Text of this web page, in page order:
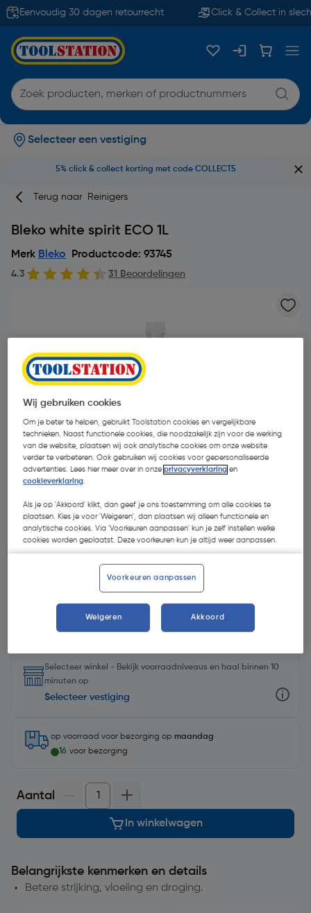
Eenvoudig 30 dagen retourrecht Click & Collect in
Selecteer een vestiging
5% click & collect korting met code COLLECT5
Terug naar Reinigers
Bleko white spirit ECO 1L
Merk Bleko Productcode: 93745
4.3 31 Beoordelingen
€ 8,60| Excl. btw € 7,11
Kies productvariant(2)
Selecteer winkel - Bekijk voorraadniveaus en haal binnen 10
minuten op
Selecteer vestiging
op voorraad voor bezorging op maandag
16 voor bezorging
Aantal
In winkelwagen
Belangrijkste kenmerken en details
Betere strijking, vloeiing en droging.
Wij gebruiken cookies
Om je beter te helpen, gebruikt Toolstation cookies en vergelijkbare
technieken. Naast functionele cookies, die noodzakelijk zijn voor de werking
van de website, plaatsen wij ook analytische cookies om onze website
verder te verbeteren. Ook gebruiken wij cookies voor gepersonaliseerde
advertenties. Lees hier meer over in onzeprivacyverklaring en
cookieverklaring.
Als je op 'Akkoord' klikt, dan geef je ons toestemming om alle cookies te
plaatsen. Kies je voor 'Weigeren', dan plaatsen wij alleen functionele en
analytische cookies. Via 'Voorkeuren aanpassen' kun je zelf instellen welke
cookies worden geplaatst. Deze voorkeuren kun je altijd weer aanpassen.
Voorkeuren aanpassen
Weigeren Akkoord